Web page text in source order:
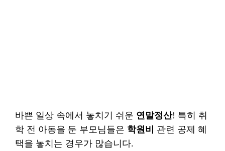
바쁜 일상 속에서 놓치기 쉬운 연말정산! 특히 취
학 전 아동을 둔 부모님들은 학원비
관련 공제 혜
택을 놓치는 경우가 많습니다.